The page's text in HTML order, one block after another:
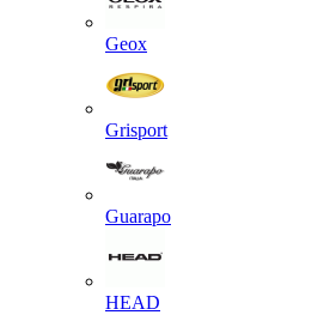
Geox
Grisport
Guarapo
HEAD